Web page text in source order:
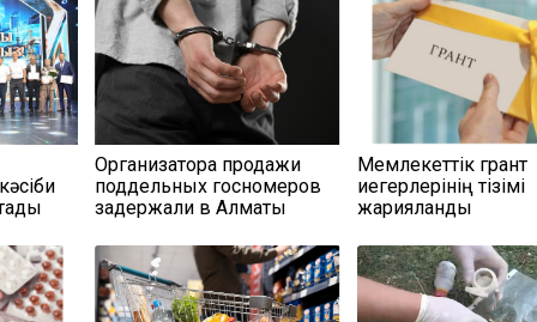
Организатора продажи
поддельных госномеров
задержали в Алматы
Мемлекеттік грант
иегерлерінің тізімі
жарияланды